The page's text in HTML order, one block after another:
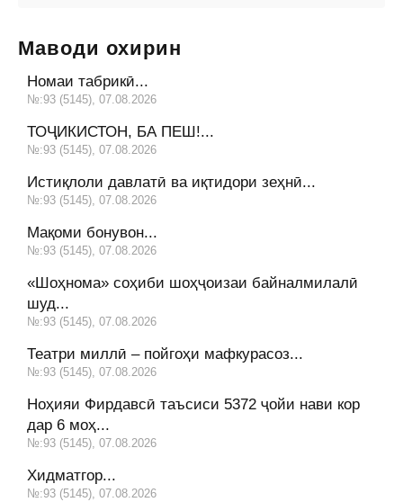
Маводи охирин
Номаи табрикӣ...
№:93 (5145), 07.08.2026
ТОҶИКИСТОН, БА ПЕШ!...
№:93 (5145), 07.08.2026
Истиқлоли давлатӣ ва иқтидори зеҳнӣ...
№:93 (5145), 07.08.2026
Мақоми бонувон...
№:93 (5145), 07.08.2026
«Шоҳнома» соҳиби шоҳҷоизаи байналмилалӣ
шуд...
№:93 (5145), 07.08.2026
Театри миллӣ – пойгоҳи мафкурасоз...
№:93 (5145), 07.08.2026
Ноҳияи Фирдавсӣ таъсиси 5372 ҷойи нави кор
дар 6 моҳ...
№:93 (5145), 07.08.2026
Хидматгор...
№:93 (5145), 07.08.2026